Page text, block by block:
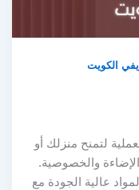
الكويت
لتمنح منزلك أو
والخصوصية.
عالية الجودة مع